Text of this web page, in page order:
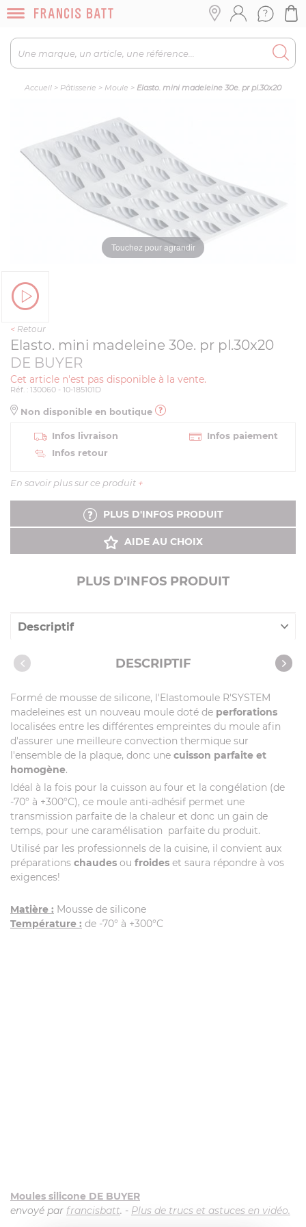
Accueil > Pâtisserie > Moule > Elasto. mini madeleine 30e. pr pl.30x20
Touchez pour agrandir
< Retour
Elasto. mini madeleine 30e. pr pl.30x20
DE BUYER
Cet article n'est pas disponible à la vente.
Réf. : 130060 - 10-185101D
Non disponible en boutique
Infos livraison
Infos paiement
Infos retour
En savoir plus sur ce produit +
PLUS D'INFOS PRODUIT
AIDE AU CHOIX
PLUS D'INFOS PRODUIT
Descriptif
Caractéristiques
DESCRIPTIF
Formé de mousse de silicone, l'Elastomoule R'SYSTEM
madeleines est un nouveau moule doté de perforations
localisées entre les différentes empreintes du moule afin
d'assurer une meilleure convection thermique sur
l'ensemble de la plaque, donc une cuisson parfaite et
homogène.
Idéal à la fois pour la cuisson au four et la congélation (de
-70° à +300°C), ce moule anti-adhésif permet une
transmission parfaite de la chaleur et donc un gain de
temps, pour une caramélisation parfaite du produit.
Utilisé par les professionnels de la cuisine, il convient aux
préparations chaudes ou froides et saura répondre à vos
exigences!
Matière : Mousse de silicone
Température : de -70° à +300°C
Moules silicone DE BUYER
envoyé par francisbatt. - Plus de trucs et astuces en vidéo.